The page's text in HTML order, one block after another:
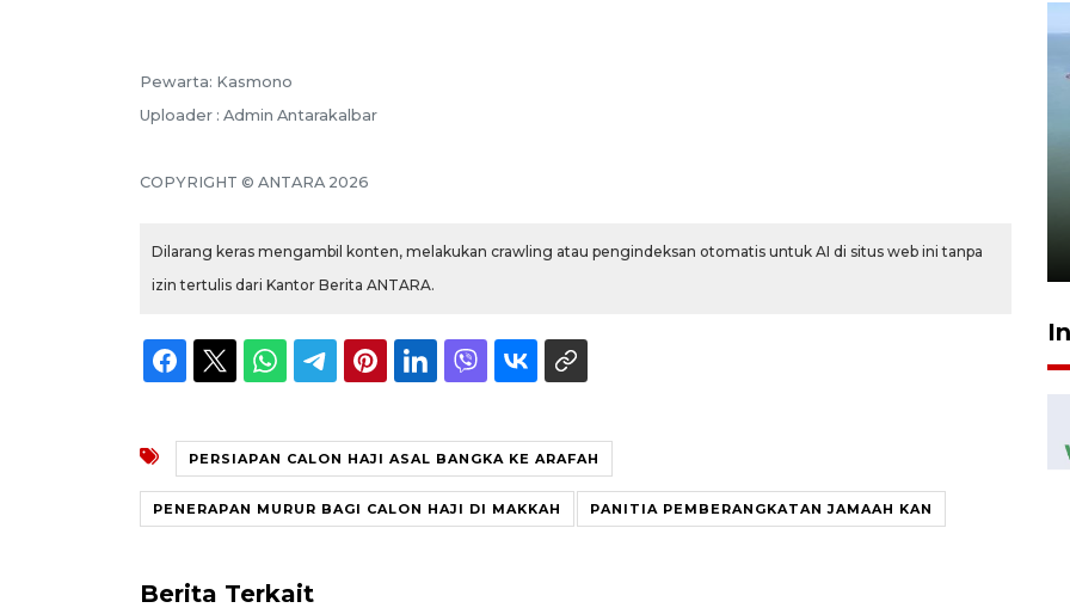
Pewarta: Kasmono
Uploader : Admin Antarakalbar
COPYRIGHT © ANTARA 2026
Dilarang keras mengambil konten, melakukan crawling atau pengindeksan otomatis untuk AI di situs web ini tanpa
izin tertulis dari Kantor Berita ANTARA.
PERSIAPAN CALON HAJI ASAL BANGKA KE ARAFAH
PENERAPAN MURUR BAGI CALON HAJI DI MAKKAH PANITIA PEMBERANGKATAN JAMAAH KAN
Berita Terkait
22 Juli 2026 17:09